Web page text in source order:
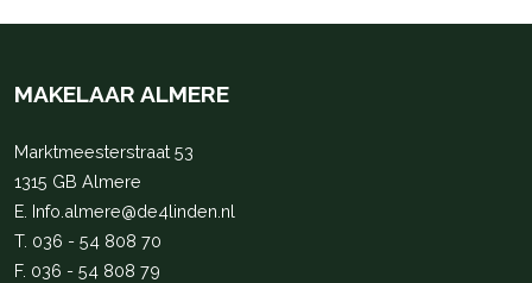
MAKELAAR ALMERE
Marktmeesterstraat 53
1315 GB Almere
E. Info.almere@de4linden.nl
T. 036 - 54 808 70
F. 036 - 54 808 79